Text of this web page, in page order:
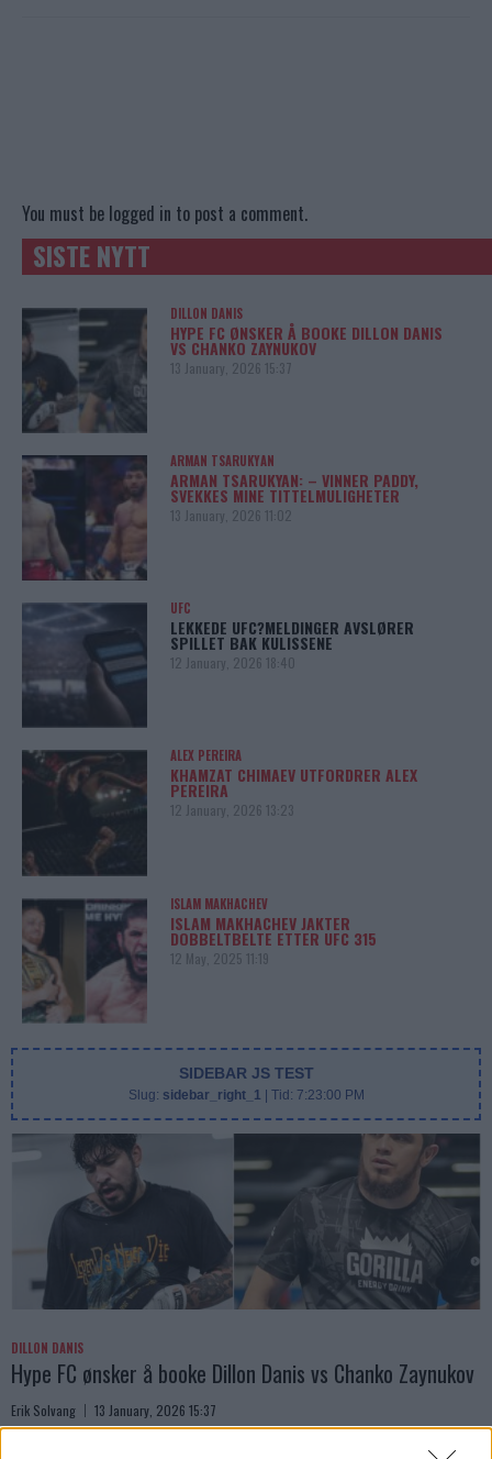
You must be logged in to post a comment.
SISTE NYTT
DILLON DANIS
HYPE FC ØNSKER Å BOOKE DILLON DANIS
VS CHANKO ZAYNUKOV
13 January, 2026 15:37
ARMAN TSARUKYAN
ARMAN TSARUKYAN: – VINNER PADDY,
SVEKKES MINE TITTELMULIGHETER
13 January, 2026 11:02
UFC
LEKKEDE UFC?MELDINGER AVSLØRER
SPILLET BAK KULISSENE
12 January, 2026 18:40
ALEX PEREIRA
KHAMZAT CHIMAEV UTFORDRER ALEX
PEREIRA
12 January, 2026 13:23
ISLAM MAKHACHEV
ISLAM MAKHACHEV JAKTER
DOBBELTBELTE ETTER UFC 315
12 May, 2025 11:19
SIDEBAR JS TEST
Slug: sidebar_right_1 | Tid: 7:23:00 PM
DILLON DANIS
Hype FC ønsker å booke Dillon Danis vs Chanko Zaynukov
Erik Solvang 13 January, 2026 15:37